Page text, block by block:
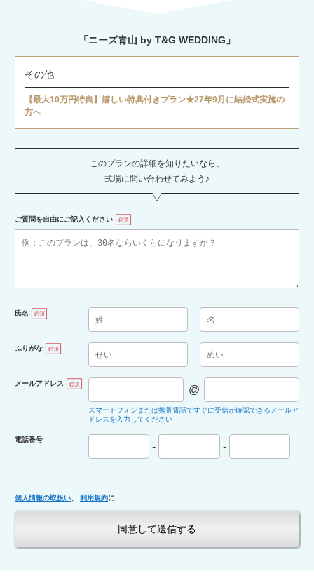
「ニーズ青山 by T&G WEDDING」
その他
【最大10万円特典】嬉しい特典付きプラン★27年9月に結婚式実施の
方へ
このプランの詳細を知りたいなら、
式場に問い合わせてみよう♪
ご質問を自由にご記入ください 必須
氏名 必須
ふりがな 必須
メールアドレス 必須
@
スマートフォンまたは携帯電話ですぐに受信が確認できるメールア
ドレスを入力してください
電話番号
- -
個人情報の取扱い 利用規約に